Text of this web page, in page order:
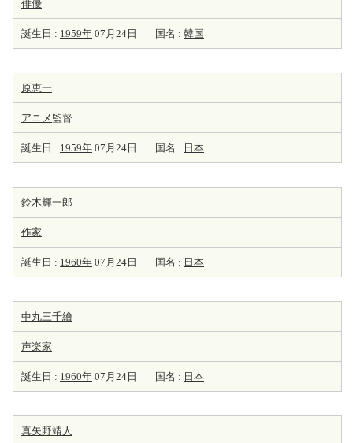
俳優
誕生日 : 1959年 07月24日 国名 : 韓国
原恵一
アニメ 監督
誕生日 : 1959年 07月24日 国名 : 日本
鈴木輝一郎
作家
誕生日 : 1960年 07月24日 国名 : 日本
中丸三千繪
声楽家
誕生日 : 1960年 07月24日 国名 : 日本
真矢野靖人